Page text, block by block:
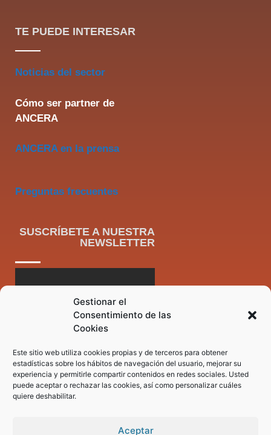
Gestionar el
Consentimiento de las
Cookies
Este sitio web utiliza cookies propias y de terceros para obtener
estadísticas sobre los hábitos de navegación del usuario, mejorar su
experiencia y permitirle compartir contenidos en redes sociales. Usted
puede aceptar o rechazar las cookies, así como personalizar cuáles
quiere deshabilitar.
Aceptar
TE PUEDE INTERESAR
Noticias del sector
Cómo ser partner de
ANCERA
ANCERA en la prensa
Preguntas frecuentes
SUSCRÍBETE A NUESTRA
NEWSLETTER